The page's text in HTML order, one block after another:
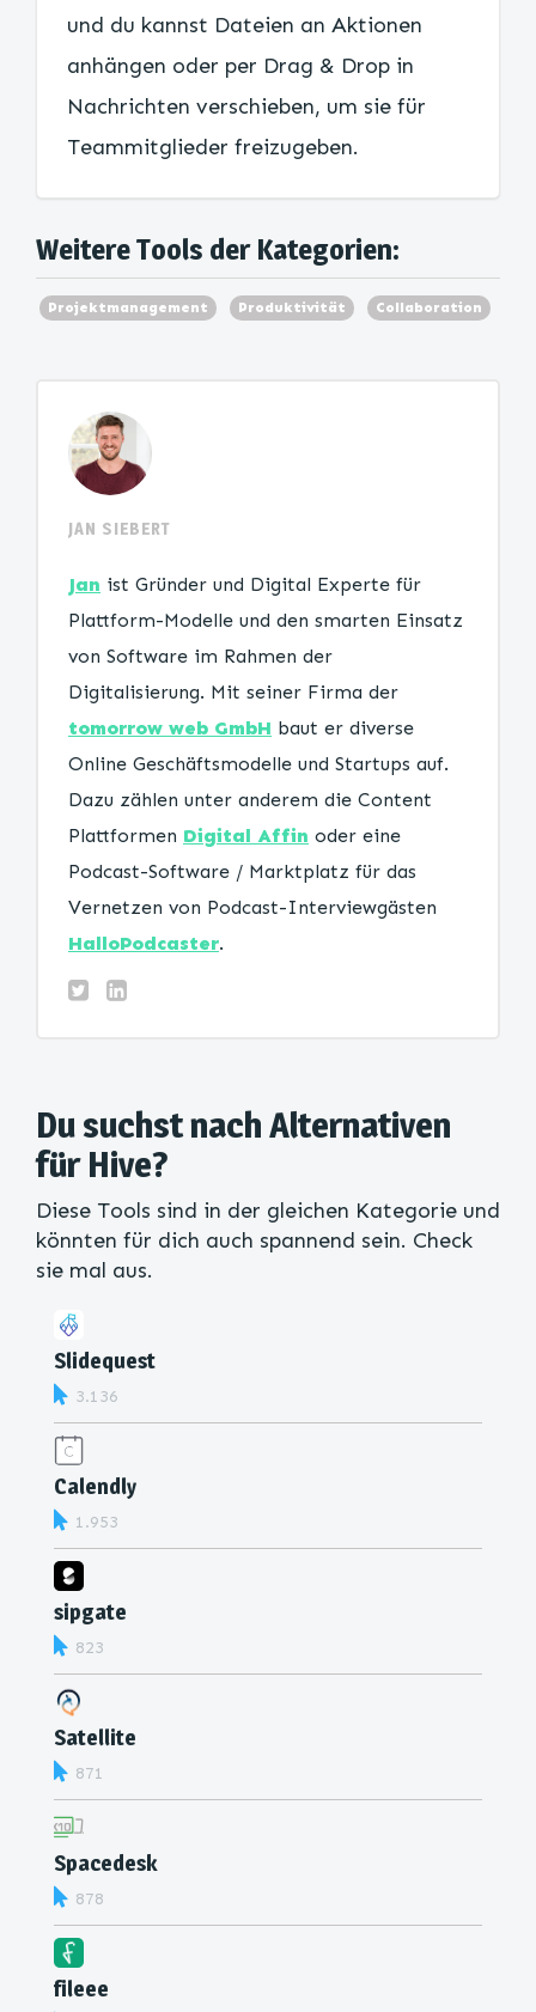
und du kannst Dateien an Aktionen
anhängen oder per Drag & Drop in
Nachrichten verschieben, um sie für
Teammitglieder freizugeben.
Weitere Tools der Kategorien:
Projektmanagement Produktivität Collaboration
JAN SIEBERT
Jan ist Gründer und Digital Experte für
Plattform-Modelle und den smarten Einsatz
von Software im Rahmen der
Digitalisierung. Mit seiner Firma der
tomorrow web GmbH baut er diverse
Online Geschäftsmodelle und Startups auf.
Dazu zählen unter anderem die Content
Plattformen Digital Affin oder eine
Podcast-Software / Marktplatz für das
Vernetzen von Podcast-Interviewgästen
HalloPodcaster.
Du suchst nach Alternativen
für Hive?
Diese Tools sind in der gleichen Kategorie und
könnten für dich auch spannend sein. Check
sie mal aus.
Slidequest
3.136
Calendly
1.953
sipgate
823
Satellite
871
Spacedesk
878
fileee